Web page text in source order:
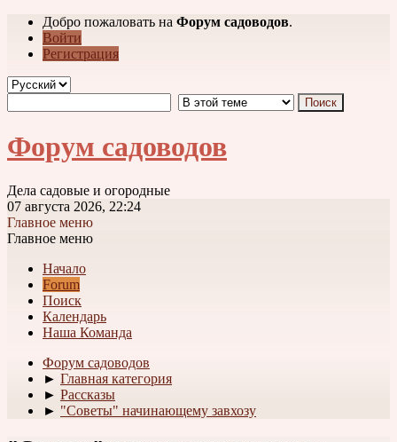
Добро пожаловать на Форум садоводов.
Войти
Регистрация
Форум садоводов
Дела садовые и огородные
07 августа 2026, 22:24
Главное меню
Главное меню
Начало
Forum
Поиск
Календарь
Наша Команда
Форум садоводов
► Главная категория
► Рассказы
► "Советы" начинающему завхозу